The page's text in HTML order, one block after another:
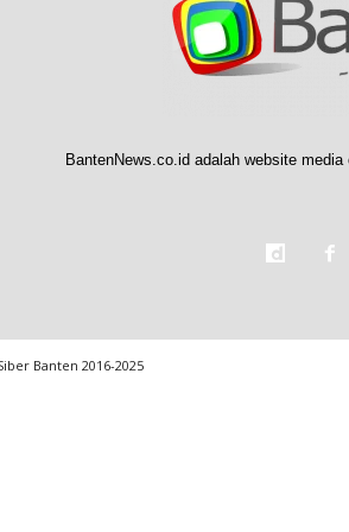
BantenNews.co.id adalah website
Banten 2016-2025